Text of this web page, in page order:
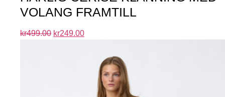
VOLANG FRAMTILL
kr499.00 kr249.00